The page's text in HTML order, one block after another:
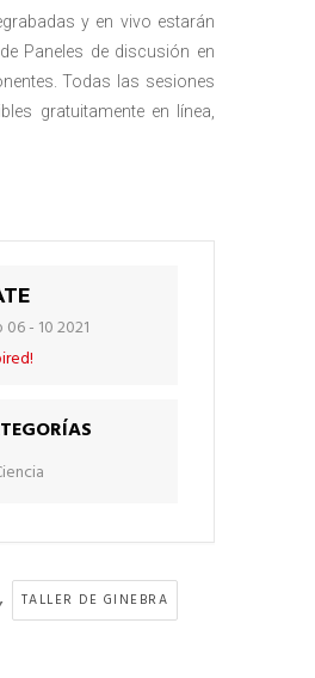
y en vivo estarán
Paneles de discusión en
Todas las sesiones
gratuitamente en línea,
06 - 10 2021
, TALLER DE GINEBRA